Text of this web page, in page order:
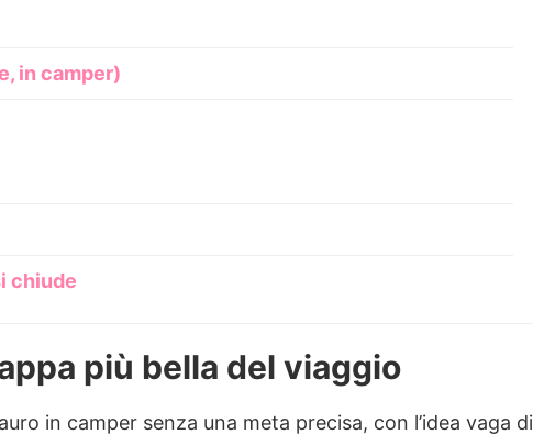
in camper)
chiude
più bella del viaggio
in camper senza una meta precisa, con l’idea vaga di